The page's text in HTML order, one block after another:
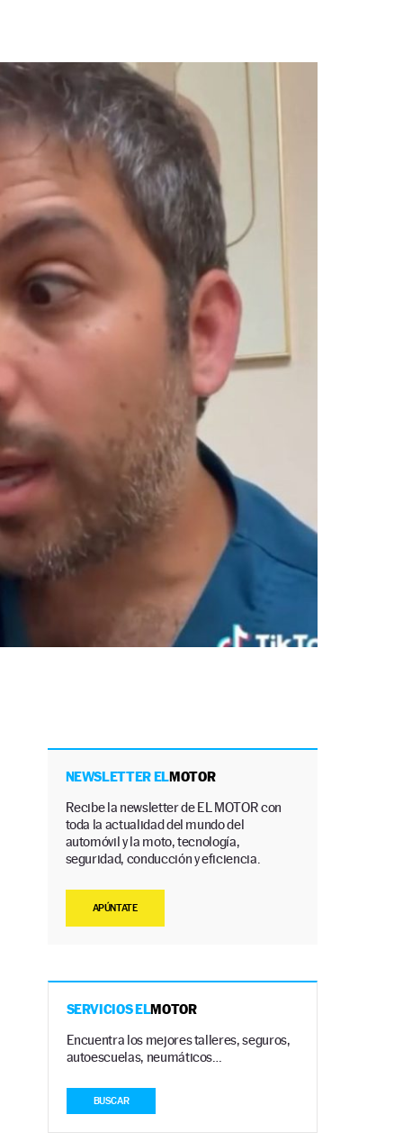
NEWSLETTER ELMOTOR
Recibe la newsletter de EL MOTOR con
toda la actualidad del mundo del
automóvil y la moto, tecnología,
seguridad, conducción y eficiencia.
APÚNTATE
SERVICIOS ELMOTOR
Encuentra los mejores talleres, seguros,
autoescuelas, neumáticos…
BUSCAR